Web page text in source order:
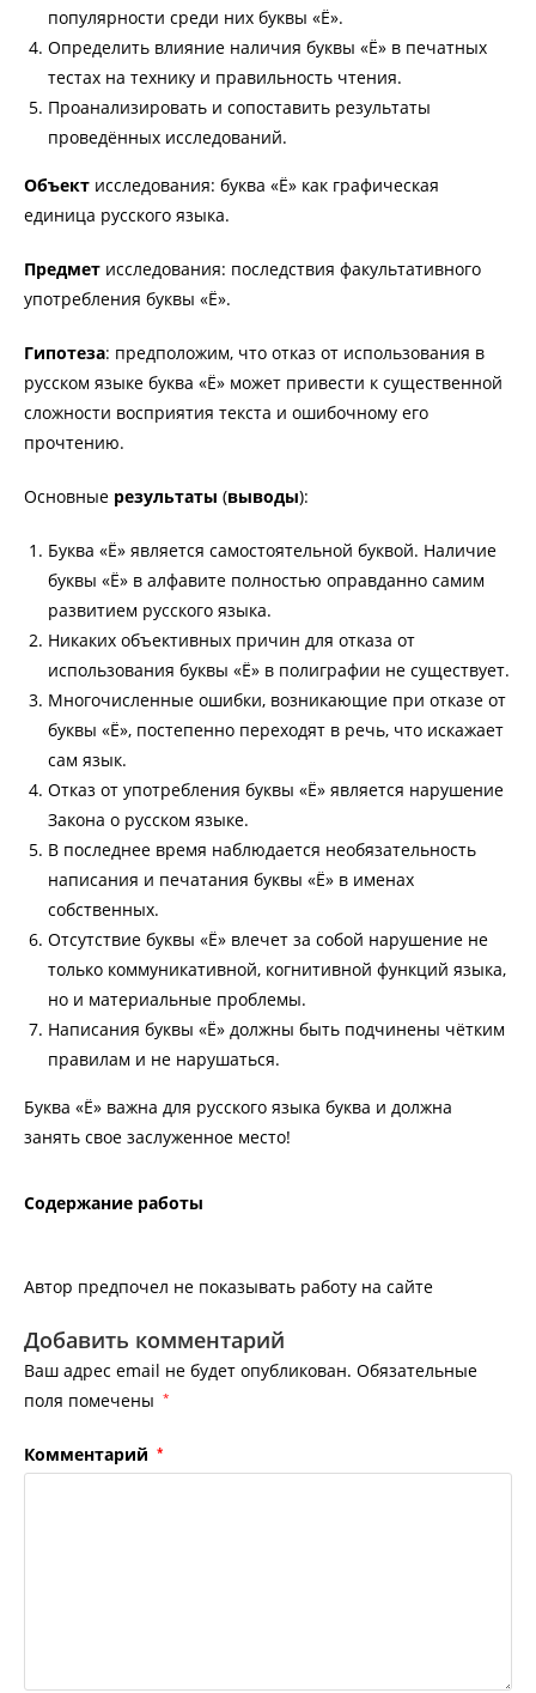
популярности среди них буквы «Ё».
Определить влияние наличия буквы «Ё» в печатных
тестах на технику и правильность чтения.
Проанализировать и сопоставить результаты
проведённых исследований.
Объект исследования: буква «Ё» как графическая
единица русского языка.
Предмет исследования: последствия факультативного
употребления буквы «Ё».
Гипотеза: предположим, что отказ от использования в
русском языке буква «Ё» может привести к существенной
сложности восприятия текста и ошибочному его
прочтению.
Основные результаты (выводы):
Буква «Ё» является самостоятельной буквой. Наличие
буквы «Ё» в алфавите полностью оправданно самим
развитием русского языка.
Никаких объективных причин для отказа от
использования буквы «Ё» в полиграфии не существует.
Многочисленные ошибки, возникающие при отказе от
буквы «Ё», постепенно переходят в речь, что искажает
сам язык.
Отказ от употребления буквы «Ё» является нарушение
Закона о русском языке.
В последнее время наблюдается необязательность
написания и печатания буквы «Ё» в именах
собственных.
Отсутствие буквы «Ё» влечет за собой нарушение не
только коммуникативной, когнитивной функций языка,
но и материальные проблемы.
Написания буквы «Ё» должны быть подчинены чётким
правилам и не нарушаться.
Буква «Ё» важна для русского языка буква и должна
занять свое заслуженное место!
Содержание работы
Автор предпочел не показывать работу на сайте
Добавить комментарий
Ваш адрес email не будет опубликован. Обязательные
поля помечены *
Комментарий *